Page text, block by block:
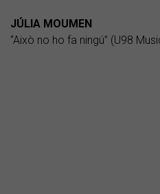
JÚLIA MOUMEN
“Això no ho fa ningú” (U98